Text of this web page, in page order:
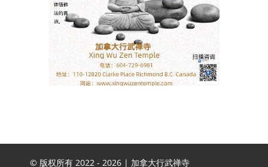
© 版权所有 2022 - 2026 | 加拿大行武禅寺